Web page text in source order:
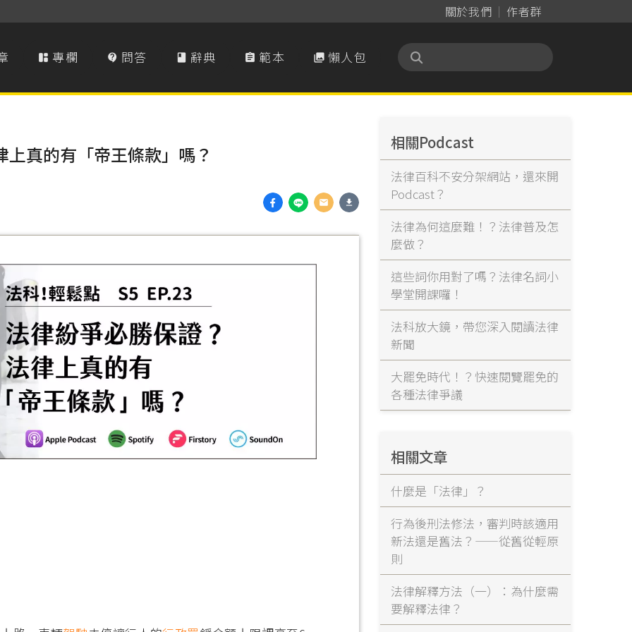
關於我們 作者群
 專欄  問答  辭典  範本  懶人包
真的有「帝王條款」嗎？ 相關Podcast
法律百科不安分架網站，還來開
Podcast？
法律為何這麼難！？法律普及怎
麼做？
這些詞你用對了嗎？法律名詞小
學堂開課囉！
法科放大鏡，帶您深入閱讀法律
新聞
大罷免時代！？快速閱覽罷免的
各種法律爭議
相關文章
什麼是「法律」？
行為後刑法修法，審判時該適用
新法還是舊法？——從舊從輕原
則
法律解釋方法（一）：為什麼需
要解釋法律？